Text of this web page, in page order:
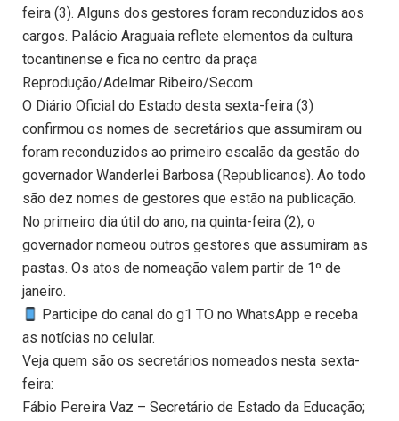
feira (3). Alguns dos gestores foram reconduzidos aos
cargos. Palácio Araguaia reflete elementos da cultura
tocantinense e fica no centro da praça
Reprodução/Adelmar Ribeiro/Secom
O Diário Oficial do Estado desta sexta-feira (3)
confirmou os nomes de secretários que assumiram ou
foram reconduzidos ao primeiro escalão da gestão do
governador Wanderlei Barbosa (Republicanos). Ao todo
são dez nomes de gestores que estão na publicação.
No primeiro dia útil do ano, na quinta-feira (2), o
governador nomeou outros gestores que assumiram as
pastas. Os atos de nomeação valem partir de 1º de
janeiro.
Participe do canal do g1 TO no WhatsApp e receba
as notícias no celular.
Veja quem são os secretários nomeados nesta sexta-
feira:
Fábio Pereira Vaz – Secretário de Estado da Educação;